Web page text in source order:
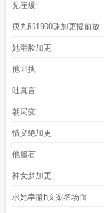
见崔瑗
庚九郎1900珠加更提前放
她翻脸加更
他固执
吐真言
朝局变
情义绝加更
他服石
神女梦加更
求她幸微h文案名场面